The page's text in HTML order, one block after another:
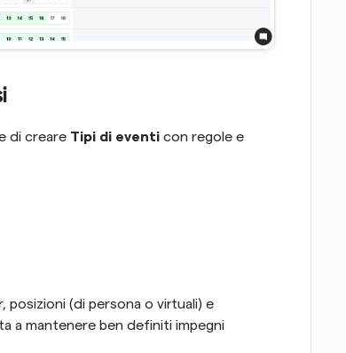
di creare Tipi di eventi con regole e
(di persona o virtuali) e
a mantenere ben definiti impegni